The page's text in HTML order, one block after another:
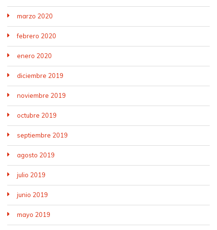
marzo 2020
febrero 2020
enero 2020
diciembre 2019
noviembre 2019
octubre 2019
septiembre 2019
agosto 2019
julio 2019
junio 2019
mayo 2019